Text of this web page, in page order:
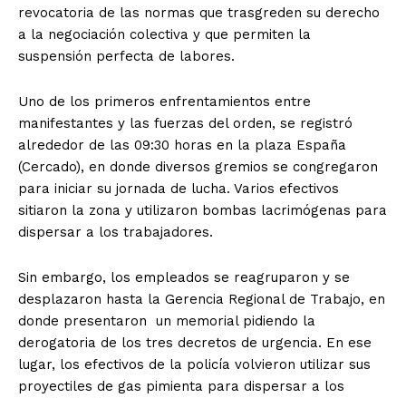
revocatoria de las normas que trasgreden su derecho
a la negociación colectiva y que permiten la
suspensión perfecta de labores.
Uno de los primeros enfrentamientos entre
manifestantes y las fuerzas del orden, se registró
alrededor de las 09:30 horas en la plaza España
(Cercado), en donde diversos gremios se congregaron
para iniciar su jornada de lucha. Varios efectivos
sitiaron la zona y utilizaron bombas lacrimógenas para
dispersar a los trabajadores.
Sin embargo, los empleados se reagruparon y se
desplazaron hasta la Gerencia Regional de Trabajo, en
donde presentaron un memorial pidiendo la
derogatoria de los tres decretos de urgencia. En ese
lugar, los efectivos de la policía volvieron utilizar sus
proyectiles de gas pimienta para dispersar a los